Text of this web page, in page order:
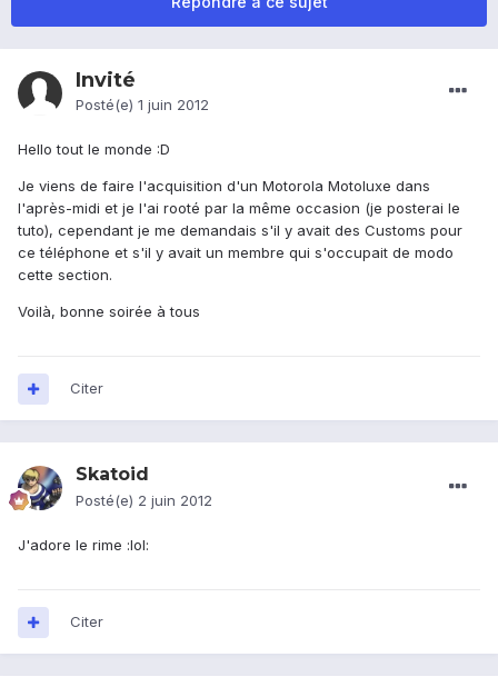
Invité
Posté(e) 1 juin 2012
Hello tout le monde :D
Je viens de faire l'acquisition d'un Motorola Motoluxe dans
l'après-midi et je l'ai rooté par la même occasion (je posterai le
tuto), cependant je me demandais s'il y avait des Customs pour
ce téléphone et s'il y avait un membre qui s'occupait de modo
cette section.
Voilà, bonne soirée à tous
Citer
Skatoid
Posté(e) 2 juin 2012
J'adore le rime :lol:
Citer